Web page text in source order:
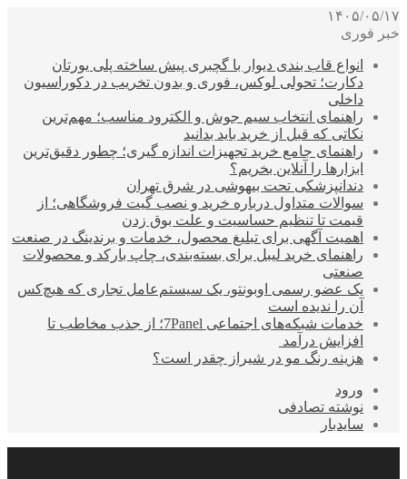
۱۴۰۵/۰۵/۱۷
خبر فوری
انواع قاب بندی دیوار با گچبری پیش ساخته پلی یورتان
دکارت؛ تحولی لوکس، فوری و بدون تخریب در دکوراسیون
داخلی
راهنمای انتخاب سیم جوش و الکترود مناسب؛ مهم‌ترین
نکاتی که قبل از خرید باید بدانید
راهنمای جامع خرید تجهیزات اندازه گیری؛ چطور دقیق‌ترین
ابزارها را آنلاین بخریم؟
دندانپزشکی تحت بیهوشی در شرق تهران
سوالات متداول درباره خرید و نصب گیت فروشگاهی؛ از
قیمت تا تنظیم حساسیت و علت بوق زدن
اهمیت آگهی برای تبلیغ محصول، خدمات و برندینگ در صنعت
راهنمای خرید لیبل برای بسته‌بندی، چاپ بارکد و محصولات
صنعتی
یک عضو رسمی اوبونتو، یک سیستم‌عامل تجاری که هیچ‌کس
آن را ندیده است
خدمات شبکه‌های اجتماعی 7Panel؛ از جذب مخاطب تا
افزایش درآمد
هزینه رنگ مو در شیراز چقدر است؟
ورود
نوشته تصادفی
سایدبار